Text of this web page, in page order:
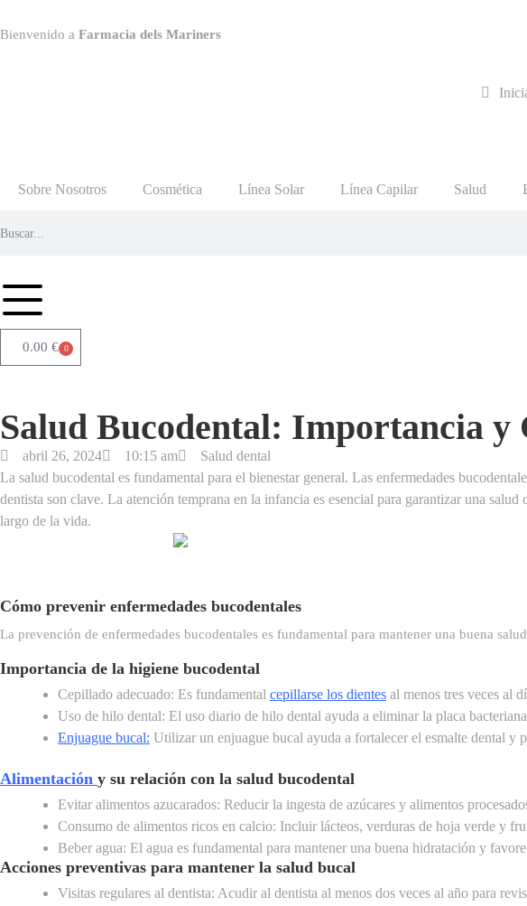
Bienvenido a Farmacia dels Mariners
Sobre Nosotros Cosmética Línea Solar Línea Capilar Salud
0.00 € 0
Salud Bucodental: Importancia y
abril 26, 2024 10:15 am
Salud dental
La salud bucodental es fundamental para el bienestar general. Las enfermedades
dentista son clave. La atención temprana en la infancia es esencial para garantizar una
largo de la vida.
Cómo prevenir enfermedades bucodentales
La prevención de enfermedades bucodentales es fundamental para mantener una buena
Importancia de la higiene bucodental
Cepillado adecuado: Es fundamental cepillarse los dientes al menos tres veces al
Uso de hilo dental: El uso diario de hilo dental ayuda a eliminar la placa
Enjuague bucal: Utilizar un enjuague bucal ayuda a fortalecer el esmalte dental y
Alimentación y su relación con la salud bucodental
Evitar alimentos azucarados: Reducir la ingesta de azúcares y alimentos
Consumo de alimentos ricos en calcio: Incluir lácteos, verduras de hoja verde y
Beber agua: El agua es fundamental para mantener una buena hidratación y
Acciones preventivas para mantener la salud bucal
Visitas regulares al dentista: Acudir al dentista al menos dos veces al año para